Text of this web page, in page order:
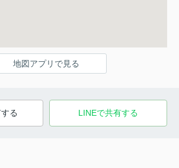
地図アプリで見る
る LINEで共有する